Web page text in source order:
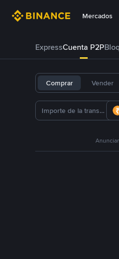
Mercados
ExpressCuenta P2P
Comprar Vender